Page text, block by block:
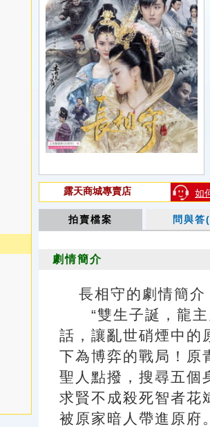
如
露天商城專賣店
拍賣檔案 問與
劇情簡介
長相守的劇情簡介
“雙生子誕，龍主
話，讓亂世硝煙中的
下為博弈的戰局！原
聖人點撥，搜尋五個
求賢不成殺死智者花
被原家暗人帶進原府